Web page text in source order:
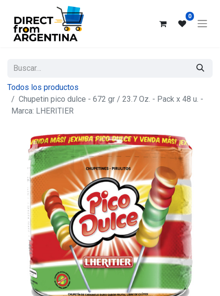
0
Todos los productos
Chupetin pico dulce - 672 gr / 23.7 Oz. - Pack x 48 u. -
Marca: LHERITIER